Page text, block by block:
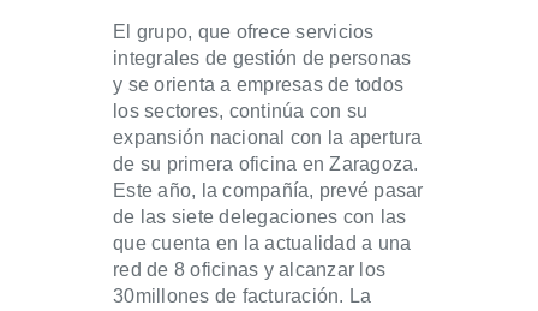
El grupo, que ofrece servicios
integrales de gestión de personas
y se orienta a empresas de todos
los sectores, continúa con su
expansión nacional con la apertura
de su primera oficina en Zaragoza.
Este año, la compañía, prevé pasar
de las siete delegaciones con las
que cuenta en la actualidad a una
red de 8 oficinas y alcanzar los
30millones de facturación. La